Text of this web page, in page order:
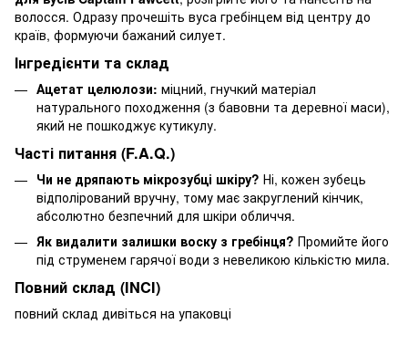
волосся. Одразу прочешіть вуса гребінцем від центру до
країв, формуючи бажаний силует.
Інгредієнти та склад
Ацетат целюлози: міцний, гнучкий матеріал
натурального походження (з бавовни та деревної маси),
який не пошкоджує кутикулу.
Часті питання (F.A.Q.)
Чи не дряпають мікрозубці шкіру? Ні, кожен зубець
відполірований вручну, тому має закруглений кінчик,
абсолютно безпечний для шкіри обличчя.
Як видалити залишки воску з гребінця? Промийте його
під струменем гарячої води з невеликою кількістю мила.
Повний склад (INCI)
повний склад дивіться на упаковці